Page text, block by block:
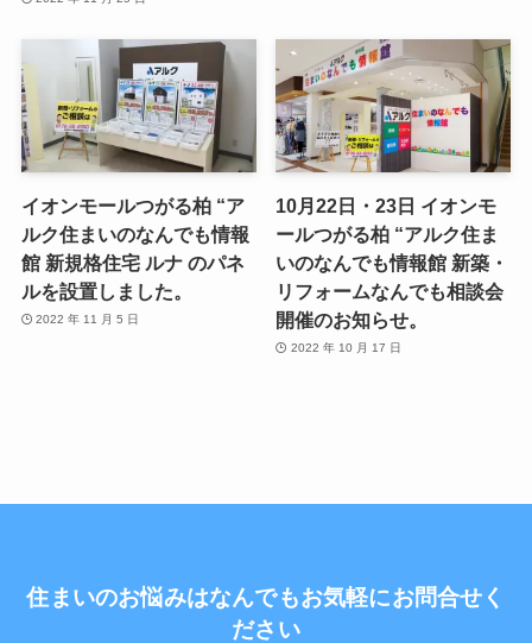
イオンモールつがる柏 “ア
ルク住まいのなんでも情報
館 新規格住宅 ルナ のパネ
ルを設置しました。
2022 年 11 月 5 日
10月22日・23日 イオンモ
ールつがる柏 “アルク住ま
いのなんでも情報館 新築・
リフォームなんでも相談会
開催のお知らせ。
2022 年 10 月 17 日
住まいのお悩みはなんでもお気軽にお問合せく
ださい